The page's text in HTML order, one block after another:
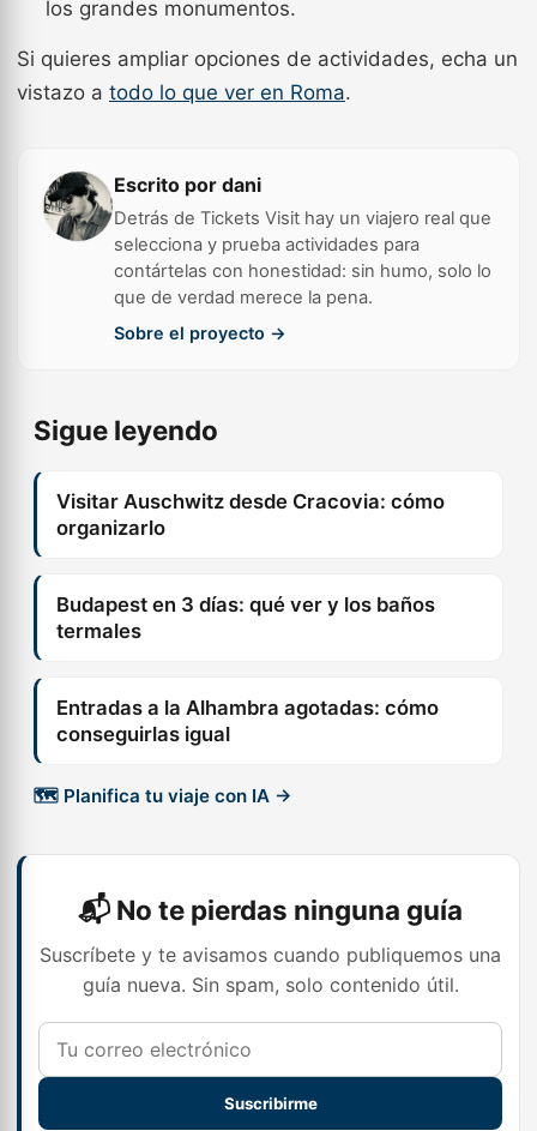
los grandes monumentos.
Si quieres ampliar opciones de actividades, echa un
vistazo a todo lo que ver en Roma.
Escrito por dani
Detrás de Tickets Visit hay un viajero real que
selecciona y prueba actividades para
contártelas con honestidad: sin humo, solo lo
que de verdad merece la pena.
Sobre el proyecto →
Sigue leyendo
Visitar Auschwitz desde Cracovia: cómo
organizarlo
Budapest en 3 días: qué ver y los baños
termales
Entradas a la Alhambra agotadas: cómo
conseguirlas igual
🗺️ Planifica tu viaje con IA →
📬 No te pierdas ninguna guía
Suscríbete y te avisamos cuando publiquemos una
guía nueva. Sin spam, solo contenido útil.
Suscribirme